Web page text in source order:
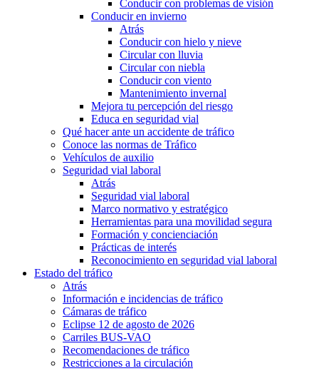
Conducir con problemas de visión
Conducir en invierno
Atrás
Conducir con hielo y nieve
Circular con lluvia
Circular con niebla
Conducir con viento
Mantenimiento invernal
Mejora tu percepción del riesgo
Educa en seguridad vial
Qué hacer ante un accidente de tráfico
Conoce las normas de Tráfico
Vehículos de auxilio
Seguridad vial laboral
Atrás
Seguridad vial laboral
Marco normativo y estratégico
Herramientas para una movilidad segura
Formación y concienciación
Prácticas de interés
Reconocimiento en seguridad vial laboral
Estado del tráfico
Atrás
Información e incidencias de tráfico
Cámaras de tráfico
Eclipse 12 de agosto de 2026
Carriles BUS-VAO
Recomendaciones de tráfico
Restricciones a la circulación